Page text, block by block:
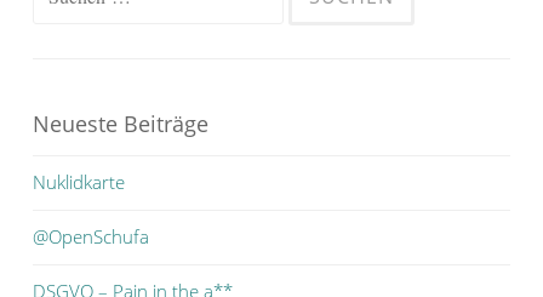
Neueste Beiträge
Nuklidkarte
@OpenSchufa
DSGVO – Pain in the a**